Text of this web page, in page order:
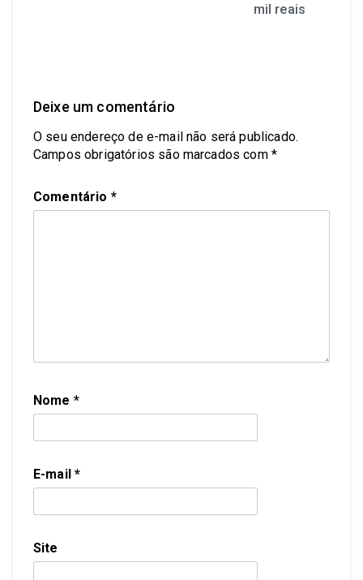
mil reais
Deixe um comentário
O seu endereço de e-mail não será publicado.
Campos obrigatórios são marcados com *
Comentário *
Nome *
E-mail*
Site